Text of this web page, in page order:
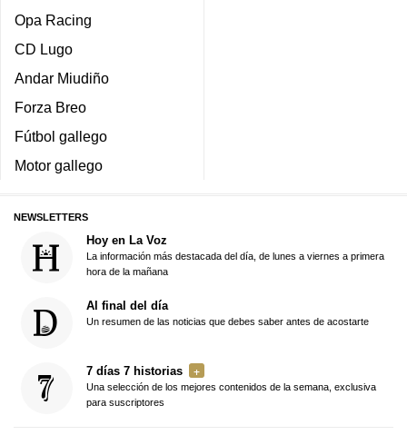
Opa Racing
CD Lugo
Andar Miudiño
Forza Breo
Fútbol gallego
Motor gallego
NEWSLETTERS
Hoy en La Voz
La información más destacada del día, de lunes a viernes a primera
hora de la mañana
Al final del día
Un resumen de las noticias que debes saber antes de acostarte
7 días 7 historias
Una selección de los mejores contenidos de la semana, exclusiva
para suscriptores